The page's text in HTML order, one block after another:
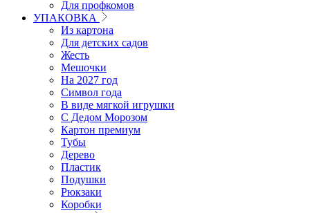
Для профкомов
УПАКОВКА
Из картона
Для детских садов
Жесть
Мешочки
На 2027 год
Символ года
В виде мягкой игрушки
С Дедом Морозом
Картон премиум
Тубы
Дерево
Пластик
Подушки
Рюкзаки
Коробки